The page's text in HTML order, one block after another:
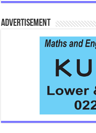
Advertisement